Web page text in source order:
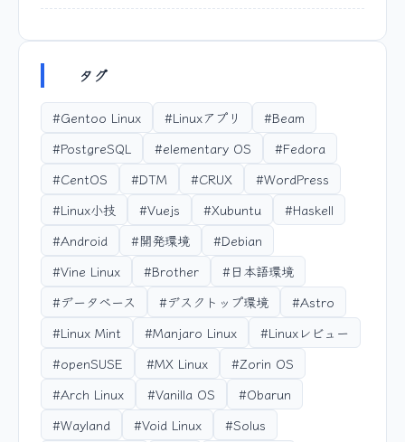
タグ
#Gentoo Linux #Linuxアプリ
#Beam
#PostgreSQL
#elementary OS
#Fedora
#CentOS
#DTM #CRUX
#WordPress
#Linux小技
#Vuejs #Xubuntu
#Haskell
#Android
#開発環境
#Debian
#Vine Linux
#Brother
#日本語環境
#データベース
#デスクトップ環境
#Astro
#Linux Mint
#Manjaro Linux
#Linuxレビュー
#openSUSE
#MX Linux
#Zorin OS
#Arch Linux
#Vanilla OS
#Obarun
#Wayland
#Void Linux #Solus